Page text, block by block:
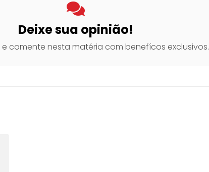
Deixe sua opinião!
e comente nesta matéria com benefícos exclusivos.